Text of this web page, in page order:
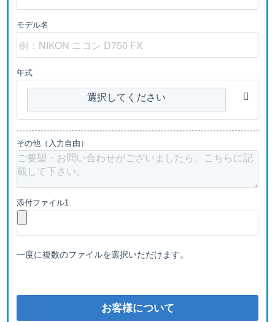
モデル名
年式
選択してください
その他（入力自由）
添付ファイル1
一度に複数のファイルを選択いただけます。
お客様について